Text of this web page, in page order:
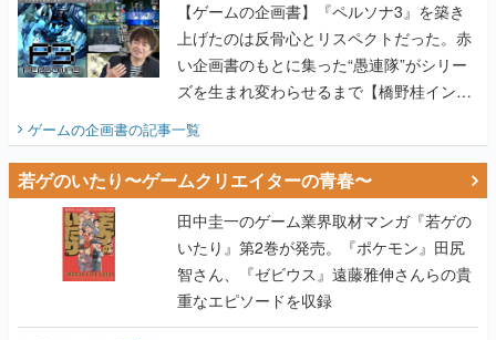
【ゲームの企画書】『ペルソナ3』を築き
上げたのは反骨心とリスペクトだった。赤
い企画書のもとに集った“愚連隊”がシリー
ズを生まれ変わらせるまで【橋野桂インタ
ゲームの企画書の記事一覧
若ゲのいたり〜ゲームクリエイターの青春〜
田中圭一のゲーム業界取材マンガ『若ゲの
いたり』第2巻が発売。『ポケモン』田尻
智さん、『ゼビウス』遠藤雅伸さんらの貴
重なエピソードを収録